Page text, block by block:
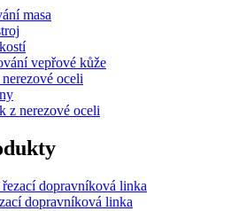
masa
vepřové kůže
oceli
z nerezové oceli
dopravníková linka